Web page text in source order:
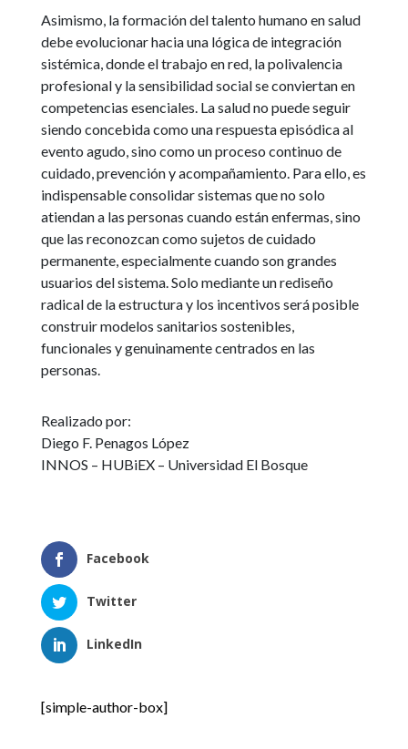
Asimismo, la formación del talento humano en salud
debe evolucionar hacia una lógica de integración
sistémica, donde el trabajo en red, la polivalencia
profesional y la sensibilidad social se conviertan en
competencias esenciales. La salud no puede seguir
siendo concebida como una respuesta episódica al
evento agudo, sino como un proceso continuo de
cuidado, prevención y acompañamiento. Para ello, es
indispensable consolidar sistemas que no solo
atiendan a las personas cuando están enfermas, sino
que las reconozcan como sujetos de cuidado
permanente, especialmente cuando son grandes
usuarios del sistema. Solo mediante un rediseño
radical de la estructura y los incentivos será posible
construir modelos sanitarios sostenibles,
funcionales y genuinamente centrados en las
personas.
Realizado por:
Diego F. Penagos López
INNOS – HUBiEX – Universidad El Bosque
Facebook
Twitter
LinkedIn
[simple-author-box]